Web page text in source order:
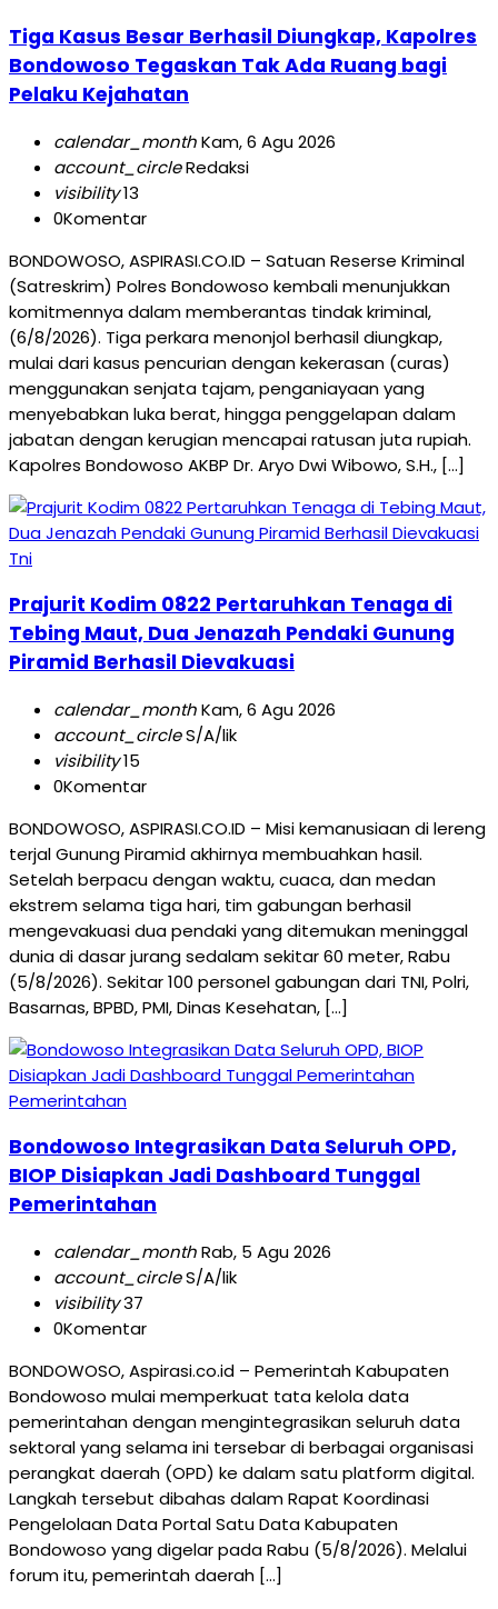
Tiga Kasus Besar Berhasil Diungkap, Kapolres
Bondowoso Tegaskan Tak Ada Ruang bagi
Pelaku Kejahatan
calendar_monthKam, 6 Agu 2026
account_circleRedaksi
visibility13
0Komentar
BONDOWOSO, ASPIRASI.CO.ID – Satuan Reserse Kriminal
(Satreskrim) Polres Bondowoso kembali menunjukkan
komitmennya dalam memberantas tindak kriminal,
(6/8/2026). Tiga perkara menonjol berhasil diungkap,
mulai dari kasus pencurian dengan kekerasan (curas)
menggunakan senjata tajam, penganiayaan yang
menyebabkan luka berat, hingga penggelapan dalam
jabatan dengan kerugian mencapai ratusan juta rupiah.
Kapolres Bondowoso AKBP Dr. Aryo Dwi Wibowo, S.H., […]
Tni
Prajurit Kodim 0822 Pertaruhkan Tenaga di
Tebing Maut, Dua Jenazah Pendaki Gunung
Piramid Berhasil Dievakuasi
calendar_monthKam, 6 Agu 2026
account_circleS/A/lik
visibility15
0Komentar
BONDOWOSO, ASPIRASI.CO.ID – Misi kemanusiaan di lereng
terjal Gunung Piramid akhirnya membuahkan hasil.
Setelah berpacu dengan waktu, cuaca, dan medan
ekstrem selama tiga hari, tim gabungan berhasil
mengevakuasi dua pendaki yang ditemukan meninggal
dunia di dasar jurang sedalam sekitar 60 meter, Rabu
(5/8/2026). Sekitar 100 personel gabungan dari TNI, Polri,
Basarnas, BPBD, PMI, Dinas Kesehatan, […]
Pemerintahan
Bondowoso Integrasikan Data Seluruh OPD,
BIOP Disiapkan Jadi Dashboard Tunggal
Pemerintahan
calendar_monthRab, 5 Agu 2026
account_circleS/A/lik
visibility37
0Komentar
BONDOWOSO, Aspirasi.co.id – Pemerintah Kabupaten
Bondowoso mulai memperkuat tata kelola data
pemerintahan dengan mengintegrasikan seluruh data
sektoral yang selama ini tersebar di berbagai organisasi
perangkat daerah (OPD) ke dalam satu platform digital.
Langkah tersebut dibahas dalam Rapat Koordinasi
Pengelolaan Data Portal Satu Data Kabupaten
Bondowoso yang digelar pada Rabu (5/8/2026). Melalui
forum itu, pemerintah daerah […]